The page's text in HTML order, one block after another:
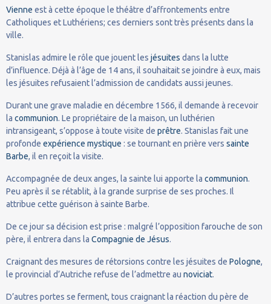
Vienne est à cette époque le théâtre d’affrontements entre
Catholiques et Luthériens; ces derniers sont très présents dans la
ville.
Stanislas admire le rôle que jouent les jésuites dans la lutte
d’influence. Déjà à l’âge de 14 ans, il souhaitait se joindre à eux, mais
les jésuites refusaient l’admission de candidats aussi jeunes.
Durant une grave maladie en décembre 1566, il demande à recevoir
la communion. Le propriétaire de la maison, un luthérien
intransigeant, s’oppose à toute visite de prêtre. Stanislas fait une
profonde expérience mystique : se tournant en prière vers sainte
Barbe, il en reçoit la visite.
Accompagnée de deux anges, la sainte lui apporte la communion.
Peu après il se rétablit, à la grande surprise de ses proches. Il
attribue cette guérison à sainte Barbe.
De ce jour sa décision est prise : malgré l’opposition farouche de son
père, il entrera dans la Compagnie de Jésus.
Craignant des mesures de rétorsions contre les jésuites de Pologne,
le provincial d’Autriche refuse de l’admettre au noviciat.
D’autres portes se ferment, tous craignant la réaction du père de